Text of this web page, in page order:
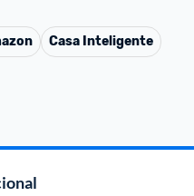
Casa Inteligente